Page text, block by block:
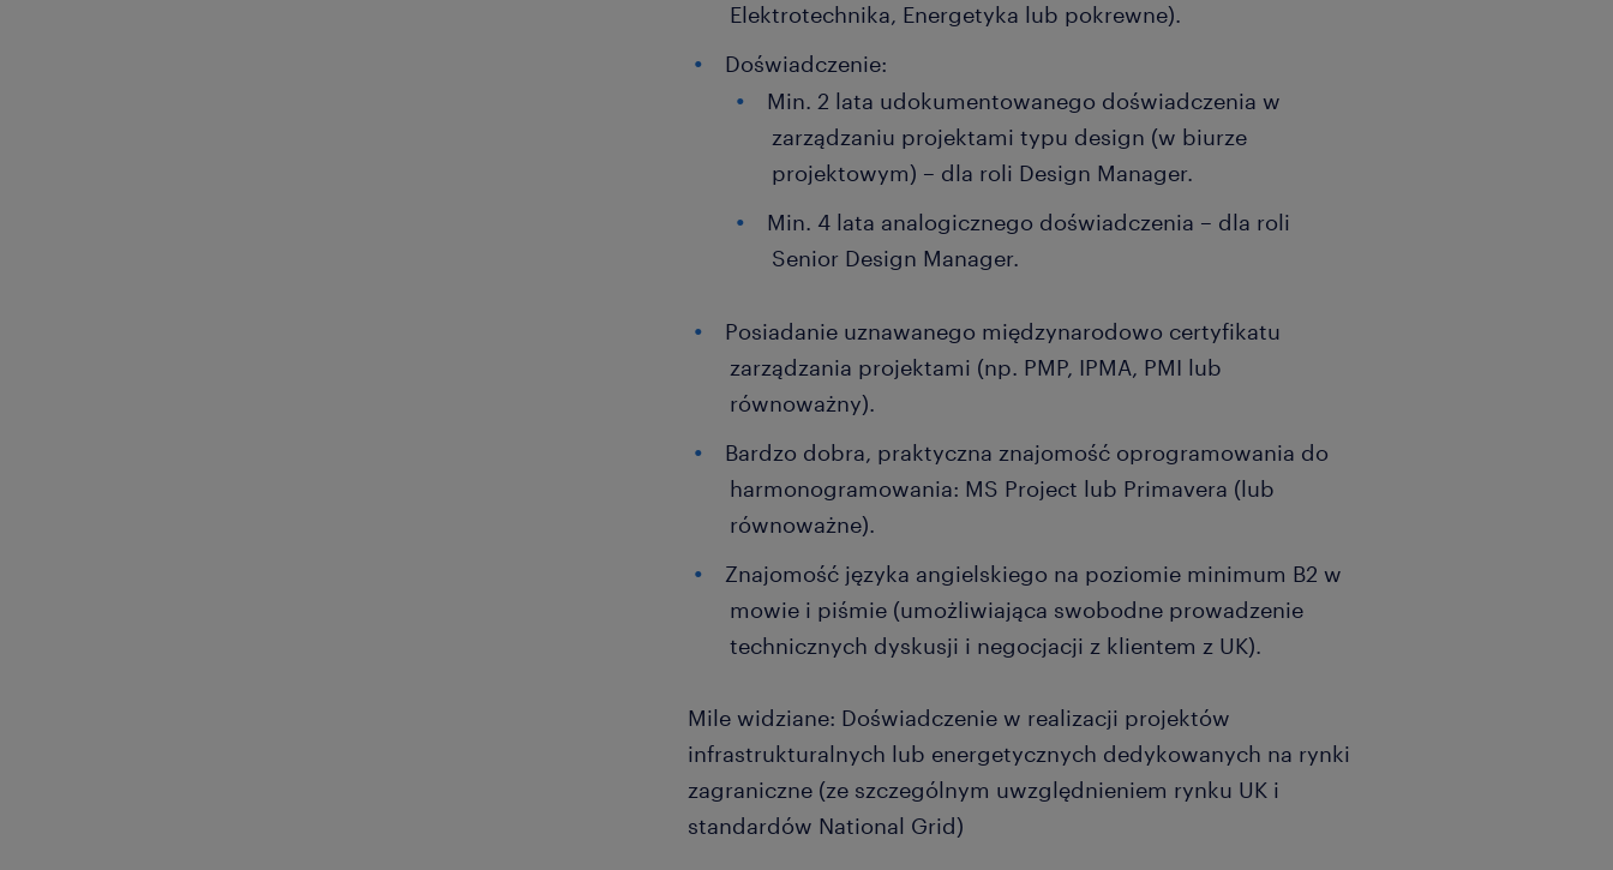
Elektrotechnika, Energetyka lub pokrewne).
Doświadczenie:
Min. 2 lata udokumentowanego doświadczenia w
zarządzaniu projektami typu design (w biurze
projektowym) – dla roli Design Manager.
Min. 4 lata analogicznego doświadczenia – dla roli
Senior Design Manager.
Posiadanie uznawanego międzynarodowo certyfikatu
zarządzania projektami (np. PMP, IPMA, PMI lub
równoważny).
Bardzo dobra, praktyczna znajomość oprogramowania do
harmonogramowania: MS Project lub Primavera (lub
równoważne).
Znajomość języka angielskiego na poziomie minimum B2 w
mowie i piśmie (umożliwiająca swobodne prowadzenie
technicznych dyskusji i negocjacji z klientem z UK).
Mile widziane: Doświadczenie w realizacji projektów
infrastrukturalnych lub energetycznych dedykowanych na rynki
zagraniczne (ze szczególnym uwzględnieniem rynku UK i
standardów National Grid)